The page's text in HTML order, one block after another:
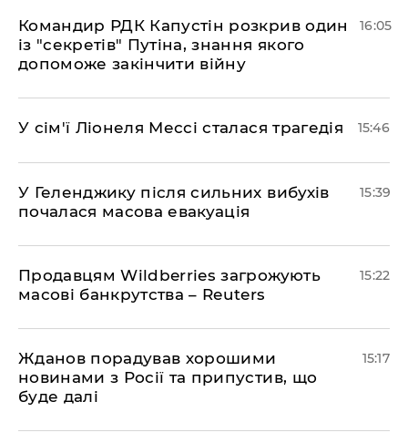
Командир РДК Капустін розкрив один
із "секретів" Путіна, знання якого
допоможе закінчити війну
16:05
У сім'ї Ліонеля Мессі сталася трагедія 15:46
У Геленджику після сильних вибухів
почалася масова евакуація
15:39
Продавцям Wildberries загрожують
масові банкрутства – Reuters
15:22
Жданов порадував хорошими
новинами з Росії та припустив, що
буде далі
15:17